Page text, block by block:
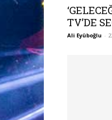
TV’DE
Ali Eyüboğlu -